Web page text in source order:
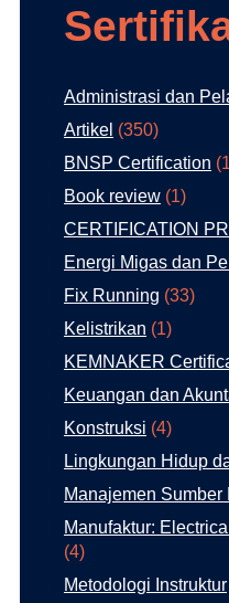
Administrasi dan
Artikel (350)
BNSP Certification
Book review (1)
CERTIFICATION
Energi Migas dan
Fix Running (33)
Kelistrikan (1)
KEMNAKER
Keuangan dan
Konstruksi (4)
Lingkungan Hidup
Manajemen Sumber
Manufaktur:
(4)
Metodologi Instruktur